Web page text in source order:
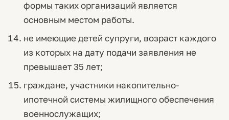
формы таких организаций является
основным местом работы.
не имеющие детей супруги, возраст каждого
из которых на дату подачи заявления не
превышает 35 лет;
граждане, участники накопительно-
ипотечной системы жилищного обеспечения
военнослужащих;